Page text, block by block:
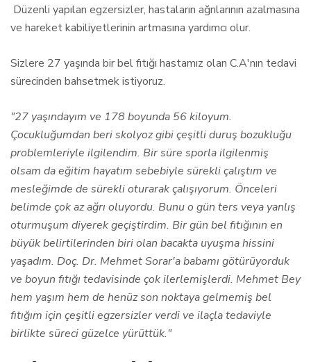
Düzenli yapılan egzersizler, hastaların ağrılarının azalmasına
ve hareket kabiliyetlerinin artmasına yardımcı olur.
Sizlere 27 yaşında bir bel fıtığı hastamız olan C.A'nın tedavi
sürecinden bahsetmek istiyoruz.
"27 yaşındayım ve 178 boyunda 56 kiloyum.
Çocukluğumdan beri skolyoz gibi çeşitli duruş bozukluğu
problemleriyle ilgilendim. Bir süre sporla ilgilenmiş
olsam da eğitim hayatım sebebiyle sürekli çalıştım ve
mesleğimde de sürekli oturarak çalışıyorum. Önceleri
belimde çok az ağrı oluyordu. Bunu o gün ters veya yanlış
oturmuşum diyerek geçiştirdim. Bir gün bel fıtığının en
büyük belirtilerinden biri olan bacakta uyuşma hissini
yaşadım. Doç. Dr. Mehmet Sorar'a babamı götürüyorduk
ve boyun fıtığı tedavisinde çok ilerlemişlerdi. Mehmet Bey
hem yaşım hem de henüz son noktaya gelmemiş bel
fıtığım için çeşitli egzersizler verdi ve ilaçla tedaviyle
birlikte süreci güzelce yürüttük."